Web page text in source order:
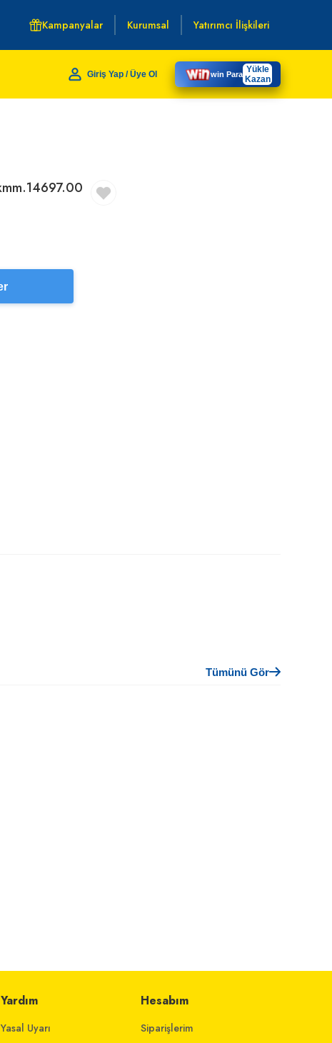
Kampanyalar Kurumsal Yatırımcı İlişkileri
Giriş Yap / Üye Ol win Para Yükle
Kazan
Tümünü Gör
Yardım
Yasal Uyarı
Hesabım
Siparişlerim